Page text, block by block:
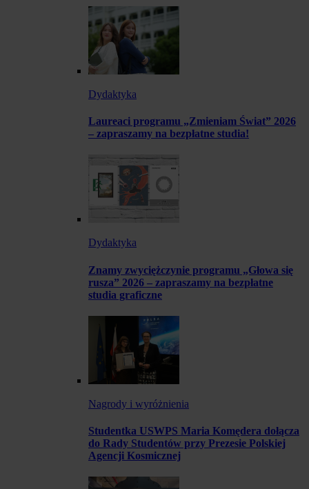
Dydaktyka
Laureaci programu „Zmieniam Świat” 2026
– zapraszamy na bezpłatne studia!
Dydaktyka
Znamy zwyciężczynie programu „Głowa się
rusza” 2026 – zapraszamy na bezpłatne
studia graficzne
Nagrody i wyróżnienia
Studentka USWPS Maria Komędera dołącza
do Rady Studentów przy Prezesie Polskiej
Agencji Kosmicznej